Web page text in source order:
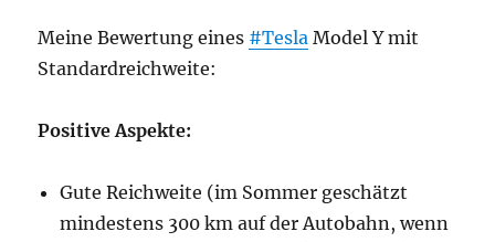
Meine Bewertung eines #Tesla Model Y mit
Standardreichweite:
Positive Aspekte:
Gute Reichweite (im Sommer geschätzt
mindestens 300 km auf der Autobahn, wenn